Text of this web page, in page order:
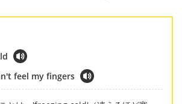
feel my fingers